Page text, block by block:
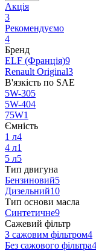
Акція
3
Рекомендуємо
4
Бренд
ELF (Франція)9
Renault Original3
В'язкість по SAE
5W-305
5W-404
75W1
Ємність
1 л4
4 л1
5 л5
Тип двигуна
Бензиновий5
Дизельний10
Тип основи масла
Синтетичне9
Сажевий фільтр
З сажовим фільтром4
Без сажового фільтра4